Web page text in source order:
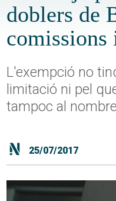
doblers de
comissions
L'exempció no
limitació ni pel
tampoc al
25/07/2017